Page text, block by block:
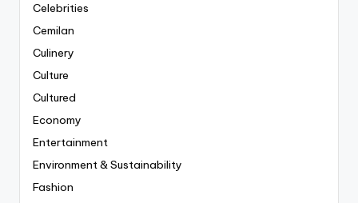
Celebrities
Cemilan
Culinery
Culture
Cultured
Economy
Entertainment
Environment & Sustainability
Fashion